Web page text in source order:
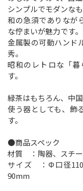
シンプルでモダンな
和の急須でありなが
な佇まいが魅力です。
金属製の可動ハンド
秀。
昭和のレトロな「
す。
緑茶はもちろん、中
使う器としても、飾
す。
●商品スペック
材質 ：陶器、スチ
サイズ ：Φ口径
90mm